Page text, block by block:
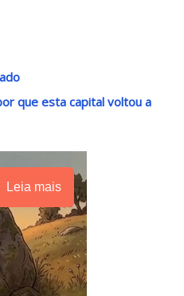
que esta capital voltou a
Leia mais